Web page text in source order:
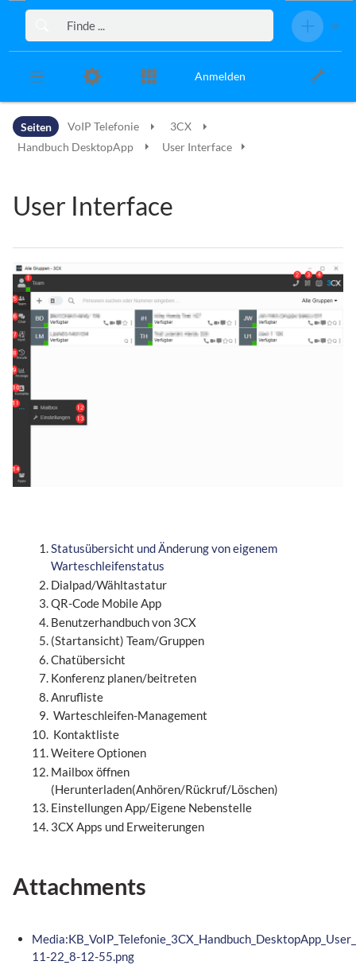
Zur Kopfleiste
Zur Hauptnavigation
Zu den Seitenwerkzeugen
Anmelden
Seiten VoIP Telefonie
3CX
Handbuch DesktopApp
User Interface
User Interface
Statusübersicht und Änderung von eigenem
Warteschleifenstatus
Dialpad/Wähltastatur
QR-Code Mobile App
Benutzerhandbuch von 3CX
(Startansicht) Team/Gruppen
Chatübersicht
Konferenz planen/beitreten
Anrufliste
Warteschleifen-Management
Kontaktliste
Weitere Optionen
Mailbox öffnen
(Herunterladen(Anhören/Rückruf/Löschen)
Einstellungen App/Eigene Nebenstelle
3CX Apps und Erweiterungen
Attachments
11-22_8-12-55.png